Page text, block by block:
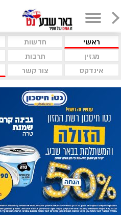
ראשי חדשות
מגזין
תרבות
אינדקס
צור קשר